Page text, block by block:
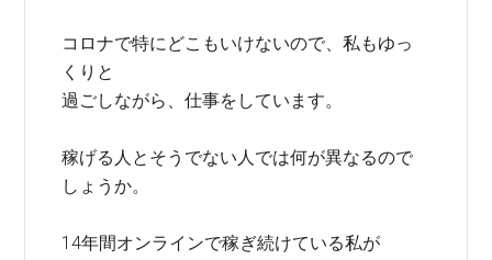
コロナで特にどこもいけないので、私もゆっ
くりと
過ごしながら、仕事をしています。
稼げる人とそうでない人では何が異なるので
しょうか。
14年間オンラインで稼ぎ続けている私が